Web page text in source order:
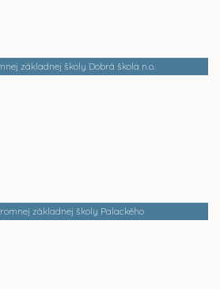
základnej školy Dobrá škola n.o.
základnej školy Palackého